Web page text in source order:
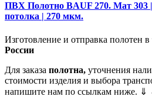
ПВХ Полотно BAUF 270. Мат 303
потолка | 270 мкм.
Изготовление и отправка полотен в
России
Для заказа полотна, уточнения
стоимости изделия и выбора
напишите нам по ссылкам ниже. ⇓